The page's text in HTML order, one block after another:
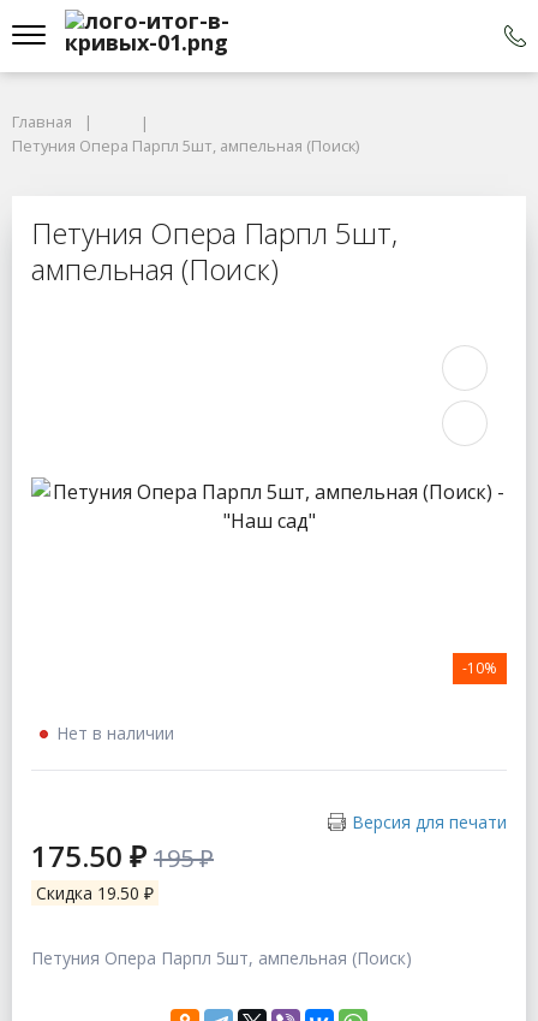
Главная
Петуния Опера Парпл 5шт, ампельная (Поиск)
Петуния Опера Парпл 5шт,
ампельная (Поиск)
-10%
Нет в наличии
Версия для печати
175.50 ₽ 195 ₽
Скидка 19.50 ₽
Петуния Опера Парпл 5шт, ампельная (Поиск)